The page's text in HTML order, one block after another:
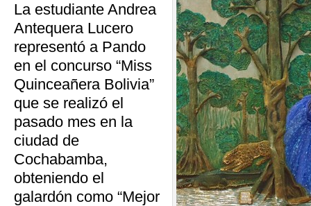
La estudiante Andrea
Antequera Lucero
representó a Pando
en el concurso “Miss
Quinceañera Bolivia”
que se realizó el
pasado mes en la
ciudad de
Cochabamba,
obteniendo el
galardón como “Mejor